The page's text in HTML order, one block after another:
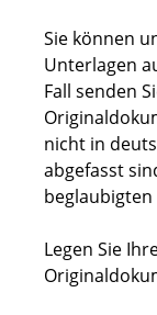
Sie können
Unterlagen
Fall senden
nicht in
abgefasst
Legen Sie